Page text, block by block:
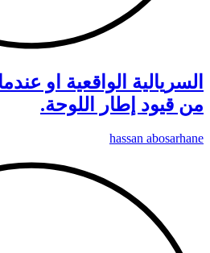
السريالية الواقعية او
من قيود إطار اللوحة.
hassan abosarhane